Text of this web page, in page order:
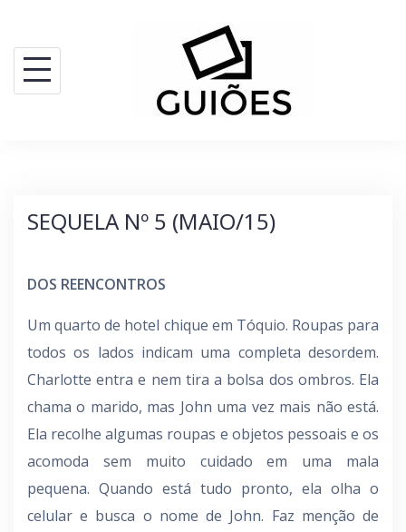
content
SEQUELA Nº 5 (MAIO/15)
DOS REENCONTROS
Um quarto de hotel chique em Tóquio. Roupas para
todos os lados indicam uma completa desordem.
Charlotte entra e nem tira a bolsa dos ombros. Ela
chama o marido, mas John uma vez mais não está.
Ela recolhe algumas roupas e objetos pessoais e os
acomoda sem muito cuidado em uma mala
pequena. Quando está tudo pronto, ela olha o
celular e busca o nome de John. Faz menção de